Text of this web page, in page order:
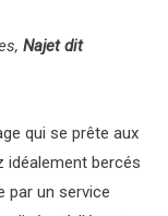
Najet dit
qui se prête aux
idéalement bercés
par un service